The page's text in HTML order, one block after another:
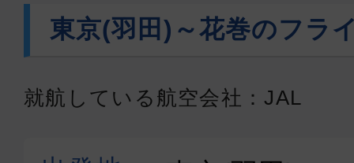
東京(羽田)～花巻のフラ
就航している航空会社：JAL